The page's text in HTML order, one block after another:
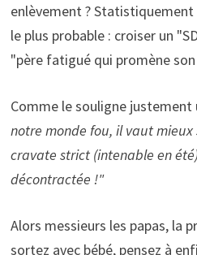
enlèvement ?
le plus probable : croiser un
"père fatigué qui promène
Comme le souligne justement
notre monde fou, il vaut
cravate strict (intenable en
décontractée !"
Alors messieurs les papas, la
sortez avec bébé, pensez à